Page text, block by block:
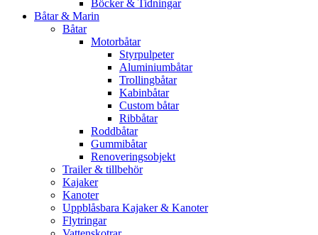
Böcker & Tidningar
Båtar & Marin
Båtar
Motorbåtar
Styrpulpeter
Aluminiumbåtar
Trollingbåtar
Kabinbåtar
Custom båtar
Ribbåtar
Roddbåtar
Gummibåtar
Renoveringsobjekt
Trailer & tillbehör
Kajaker
Kanoter
Uppblåsbara Kajaker & Kanoter
Flytringar